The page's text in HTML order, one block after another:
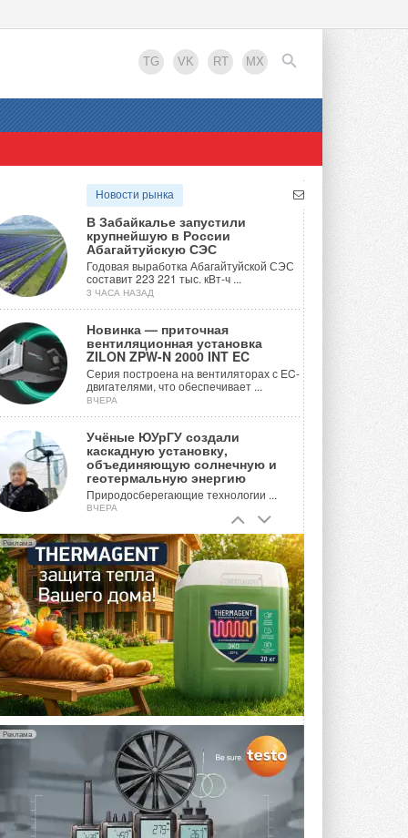
TG VK RT MX
EN
Новости рынка
В Забайкалье запустили
крупнейшую в России
Абагайтуйскую СЭС
Годовая выработка Абагайтуйской СЭС
составит 223 221 тыс. кВт-ч ...
3 ЧАСА НАЗАД
Новинка — приточная
вентиляционная установка
ZILON ZPW-N 2000 INT EC
Серия построена на вентиляторах с EC-
двигателями, что обеспечивает ...
ВЧЕРА
Учёные ЮУрГУ создали
каскадную установку,
объединяющую солнечную и
геотермальную энергию
Природосберегающие технологии ...
ВЧЕРА
Для Арктики создали
технологию защиты
ветрогенераторов от аварий
Разработка учитывает влияние
мерзлоты, обледенения и снеговых ...
ВЧЕРА
Гибридный тепловой насос PV/T
с одним общим испарителем
Исследователи предложили
конструкцию двухисточникового ...
5 АВГУСТА 2026
21-й ежегодный форум
«ЦОД-2026»
Мероприятие пройдет 2-3 сентября в
отеле Radisson Slavyanskaya. Форум
посетит более двух тысяч участников ...
5 АВГУСТА 2026
Реклама
Реклама